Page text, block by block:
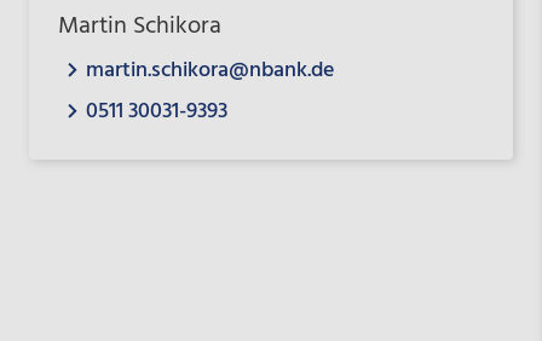
Martin Schikora
martin.schikora@nbank.de
0511 30031-9393